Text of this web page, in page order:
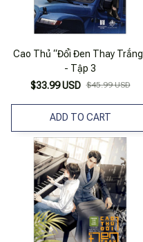
Cao Thủ “Đổi Đen Thay
- Tập 3
$33.99 USD $45.99 USD
ADD TO CART